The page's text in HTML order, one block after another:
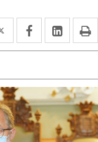
Twitter
Enlace
a
aplicación
externa.
Facebook
Enlace
a
aplicación
externa.
Enlace
a